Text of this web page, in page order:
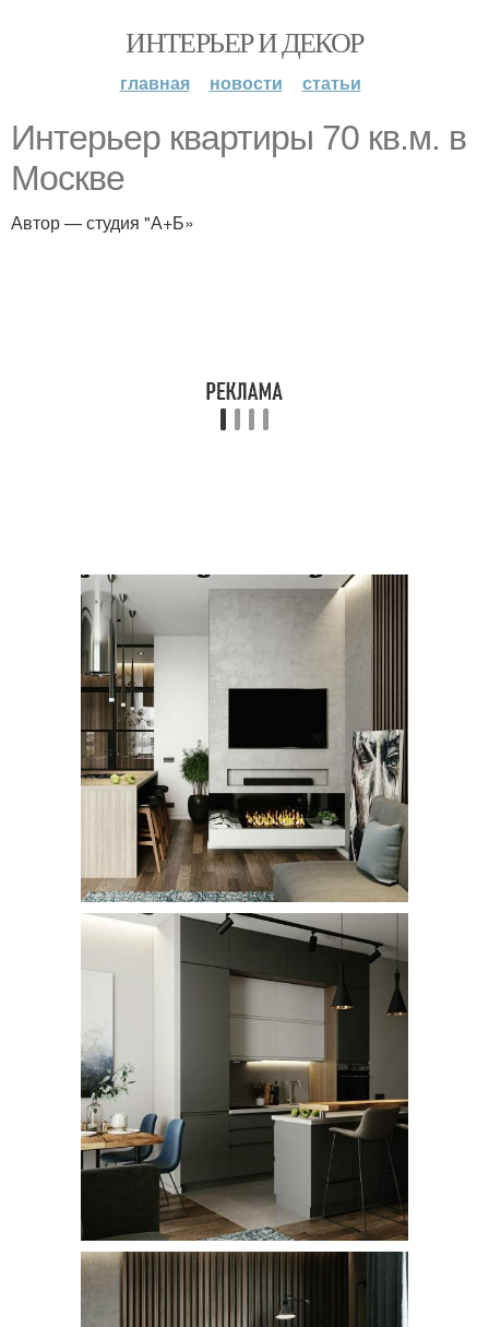
ИНТЕРЬЕР И ДЕКОР
главная новости статьи
Интерьер квартиры 70 кв.м. в
Москве
Автор — студия "А+Б»